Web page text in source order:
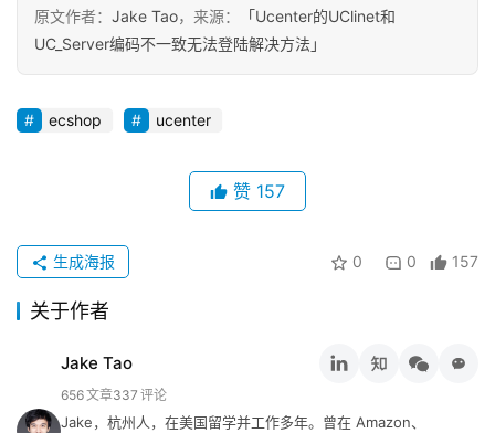
于原文作者： Jake Tao，来源：
「Ucenter的UClinet和
UC_Server编码不一致无法登陆解决方法」
ecshop ucenter
赞 157
0 0 157
生成海报
关于作者
Jake Tao
656文章337 评论
Jake，杭州人，在美国留学并工作多年。曾在 Amazon、